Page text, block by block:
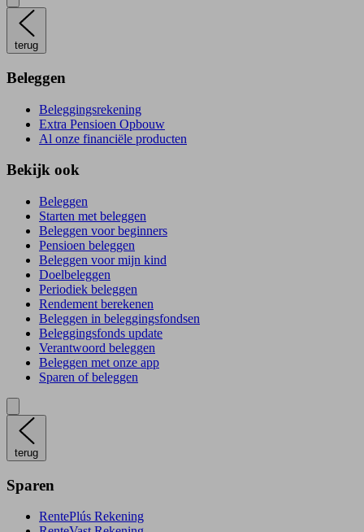
terug
Beleggen
Beleggingsrekening
Extra Pensioen Opbouw
Al onze financiële producten
Bekijk ook
Beleggen
Starten met beleggen
Beleggen voor beginners
Pensioen beleggen
Beleggen voor mijn kind
Doelbeleggen
Periodiek beleggen
Rendement berekenen
Beleggen in beleggingsfondsen
Beleggingsfonds update
Verantwoord beleggen
Beleggen met onze app
Sparen of beleggen
terug
Sparen
RentePlús Rekening